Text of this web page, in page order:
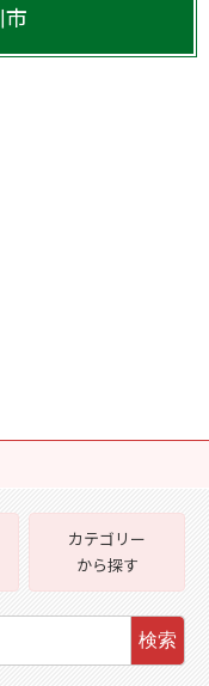
カテゴリー
から探す
検索